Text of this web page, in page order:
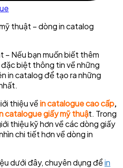
– Nếu bạn muốn biết thêm
biệt thông tin về những
in catalog để tạo ra những
thiệu vềin catalogue cao cấp,
catalogue giấy mỹ thuật. Trong
thiệu kỹ hơn về các dòng giấy
chi tiết hơn về dòng in
dưới đây, chuyên dụng đểin